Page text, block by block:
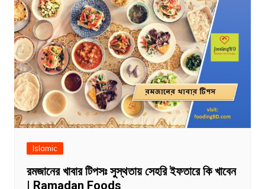
Islamic
রমজানের খাবার টিপসঃ সুস্থতায় সেহরি ইফতারে কি খাবেন
| Ramadan Foods